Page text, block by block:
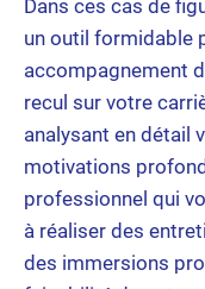
Dans ces cas de
un outil formidable
accompagnement
recul sur votre
analysant en détail
motivations
professionnel qui
à réaliser des
des immersions